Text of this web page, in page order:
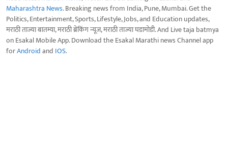
Maharashtra News. Breaking news from India, Pune, Mumbai. Get the
Politics, Entertainment, Sports, Lifestyle, Jobs, and Education updates,
मराठी ताज्या बातम्या, मराठी ब्रेकिंग न्यूज, मराठी ताज्या घडामोडी. And Live taja batmya
on Esakal Mobile App. Download the Esakal Marathi news Channel app
forAndroidand IOS.